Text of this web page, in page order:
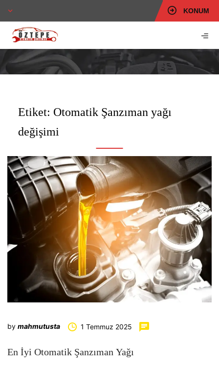
KONUM
Etiket: Otomatik Şanzıman yağı
değişimi
by mahmutusta 1 Temmuz 2025
En İyi Otomatik Şanzıman Yağı